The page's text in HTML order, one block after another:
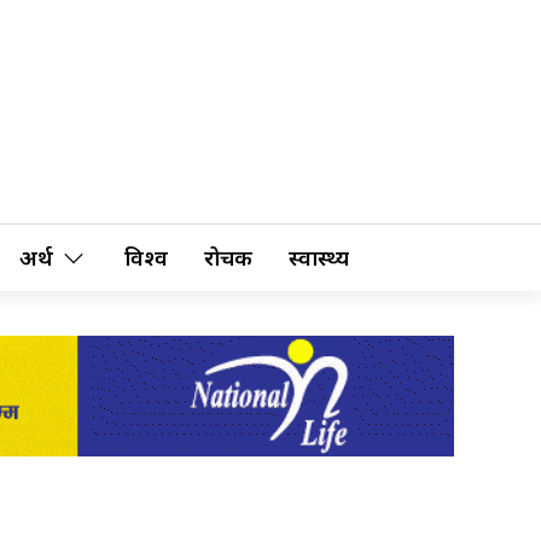
अर्थ विश्व रोचक स्वास्थ्य